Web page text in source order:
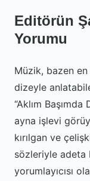
Editörün
Yorumu
Müzik, bazen
dizeyle
“Aklım
ayna işlevi
kırılgan ve
sözleriyle adeta
yorumlayıcısı